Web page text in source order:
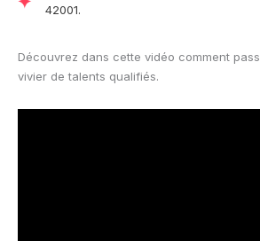
42001.
Découvrez dans cette vidéo comment
vivier de talents qualifiés.